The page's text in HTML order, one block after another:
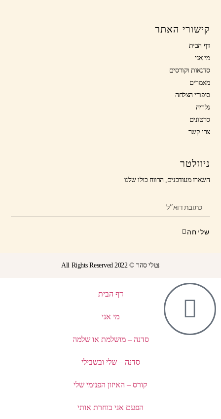
קישורי האתר
דף הבית
מי אני
סדנאות וקורסים
מאמרים
סיפורי הצלחה
גלריה
סרטונים
צרי קשר
ניוזלטר
השארו מעודכנים, הרווח כולו שלנו
שליחה
נטלי סהר © All Rights Reserved 2022
דף הבית
מי אני
סדנה – מושלמת או שלמה
סדנה – שלי ובשבילי
קורס – האיזון הפנימי שלי
הפעם אני בוחרת אותי